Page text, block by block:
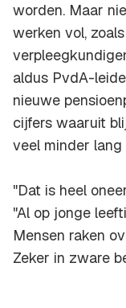
worden. Maar
werken vol,
aldus PvdA-
nieuwe
cijfers waaruit
veel minder lang
"Dat is heel
"Al op jonge
Mensen raken
Zeker in zware